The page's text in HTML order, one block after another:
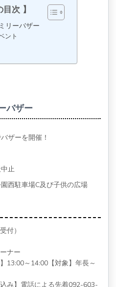
目次
リーバザー
ント
バザー
ザーを開催！
止
西駐車場C及び子供の広場
付）
ナー
13:00～14:00【対象】年長～
込み】電話による先着092-603-